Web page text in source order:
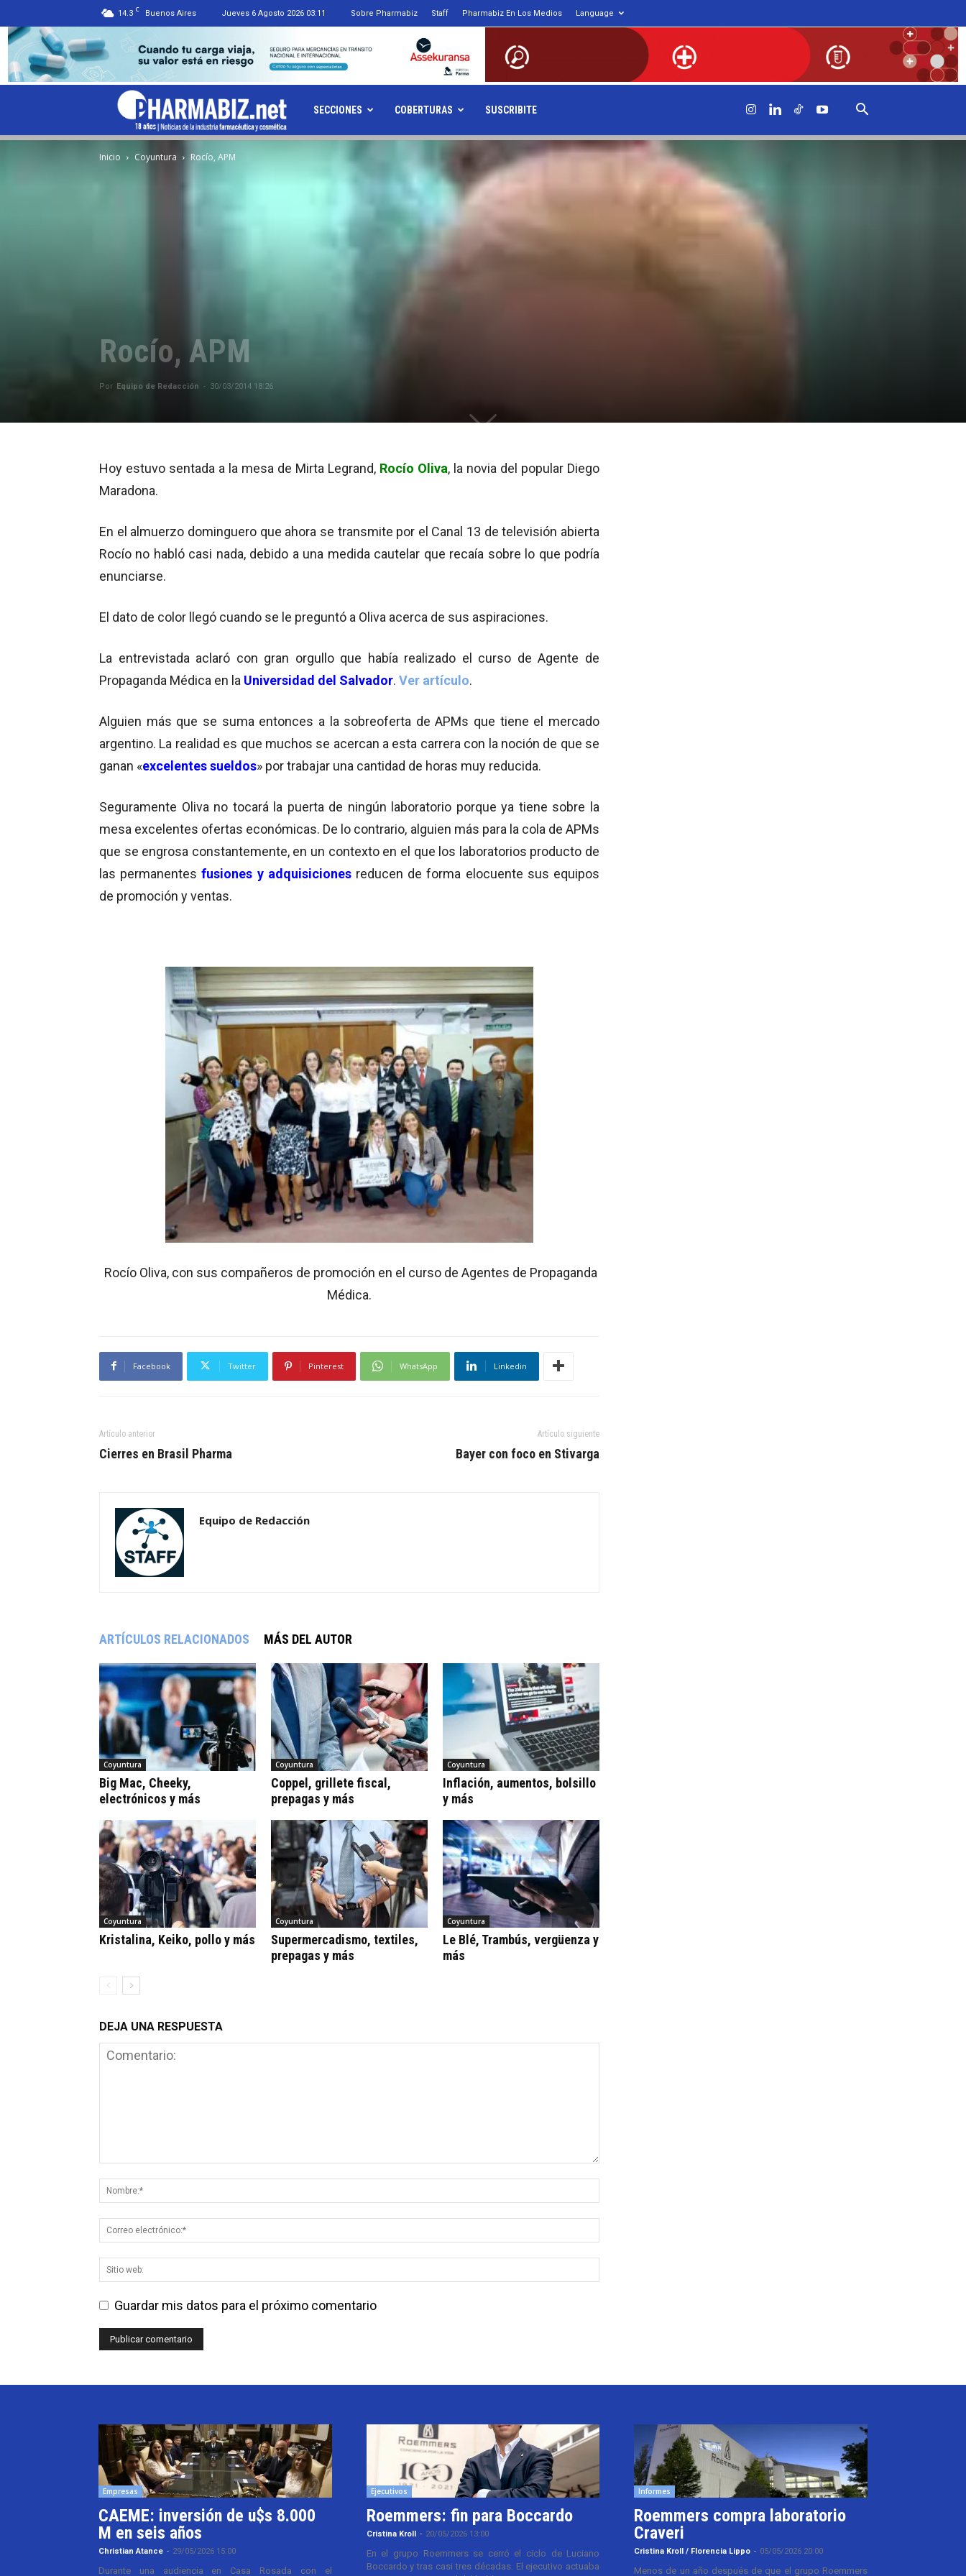
14.3 C Buenos Aires Jueves 6 Agosto 2026 03:11 Sobre Pharmabiz Staff Pharmabiz En Los Medios Language
Pharmabiz.NET
SECCIONES COBERTURAS SUSCRIBITE
Inicio Coyuntura Rocío, APM
Rocío, APM
Por Equipo de Redacción - 30/03/2014 18:26
Hoy estuvo sentada a la mesa de Mirta Legrand, Rocío Oliva, la novia del popular Diego
Maradona.
En el almuerzo dominguero que ahora se transmite por el Canal 13 de televisión abierta
Rocío no habló casi nada, debido a una medida cautelar que recaía sobre lo que podría
enunciarse.
El dato de color llegó cuando se le preguntó a Oliva acerca de sus aspiraciones.
La entrevistada aclaró con gran orgullo que había realizado el curso de Agente de
Propaganda Médica en la Universidad del Salvador. Ver artículo.
Alguien más que se suma entonces a la sobreoferta de APMs que tiene el mercado
argentino. La realidad es que muchos se acercan a esta carrera con la noción de que se
ganan «excelentes sueldos» por trabajar una cantidad de horas muy reducida.
Seguramente Oliva no tocará la puerta de ningún laboratorio porque ya tiene sobre la
mesa excelentes ofertas económicas. De lo contrario, alguien más para la cola de APMs
que se engrosa constantemente, en un contexto en el que los laboratorios producto de
las permanentesfusiones y adquisiciones reducen de forma elocuente sus equipos
de promoción y ventas.
Rocío Oliva, con sus compañeros de promoción en el curso de Agentes de Propaganda
Médica.
Facebook Twitter Pinterest WhatsApp Linkedin
Artículo anterior
Cierres en Brasil Pharma
Artículo siguiente
Bayer con foco en Stivarga
Equipo de Redacción
ARTÍCULOS RELACIONADOS MÁS DEL AUTOR
Coyuntura
Big Mac, Cheeky,
electrónicos y más
Coyuntura
Coppel, grillete fiscal,
prepagas y más
Coyuntura
Inflación, aumentos, bolsillo
y más
Coyuntura
Kristalina, Keiko, pollo y más
Coyuntura
Supermercadismo, textiles,
prepagas y más
Coyuntura
Le Blé, Trambús, vergüenza y
más
DEJA UNA RESPUESTA
Guardar mis datos para el próximo comentario
Empresas
CAEME: inversión de u$s 8.000
M en seis años
Christian Atance - 29/05/2026 15:00
Durante una audiencia en Casa Rosada con el
Ejecutivos
Roemmers: fin para Boccardo
Cristina Kroll - 20/05/2026 13:00
En el grupo Roemmers se cerró el ciclo de Luciano
Boccardo y tras casi tres décadas. El ejecutivo actuaba
Informes
Roemmers compra laboratorio
Craveri
Cristina Kroll / Florencia Lippo - 05/05/2026 20:00
Menos de un año después de que el grupo Roemmers